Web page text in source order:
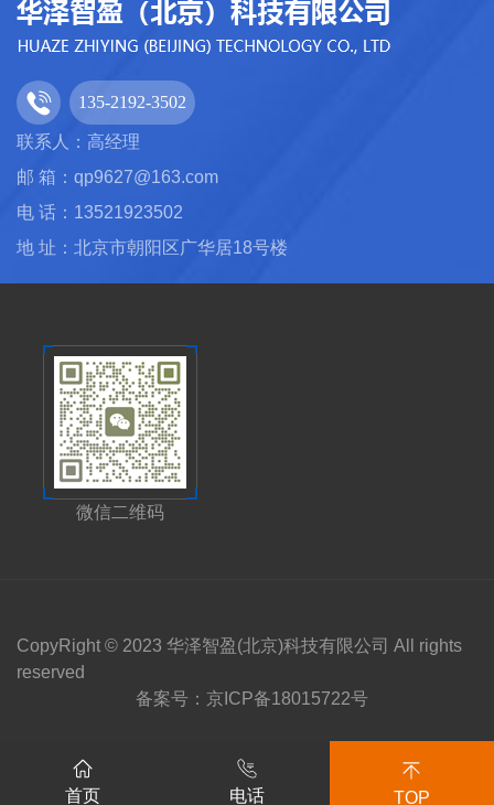
135-2192-3502
联系人：高经理
邮 箱：qp9627@163.com
电 话：13521923502
地 址：北京市朝阳区广华居18号楼
微信二维码
CopyRight © 2023 华泽智盈(北京)科技有限公司 All rights
reserved
备案号： 京ICP备18015722号
首页 电话 TOP